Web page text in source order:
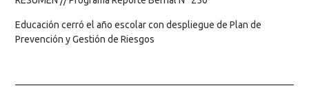
Educación cerró el año escolar con despliegue de Plan de
Prevención y Gestión de Riesgos